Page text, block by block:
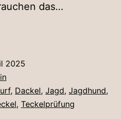
das…
2025
, Dackel, Jagd, Jagdhund,
, Teckelprüfung